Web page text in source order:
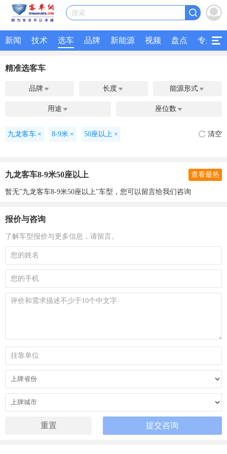
搜索
新闻 技术 选车 品牌 新能源 视频 盘点 专题
精准选客车
品牌  长度  能源形式 
用途  座位数 
九龙客车 × 8-9米 × 50座以上 × 清空
九龙客车8-9米50座以上 查看最热
暂无"九龙客车8-9米50座以上"车型，您可以留言给我们咨询
报价与咨询
了解车型报价与更多信息，请留言。